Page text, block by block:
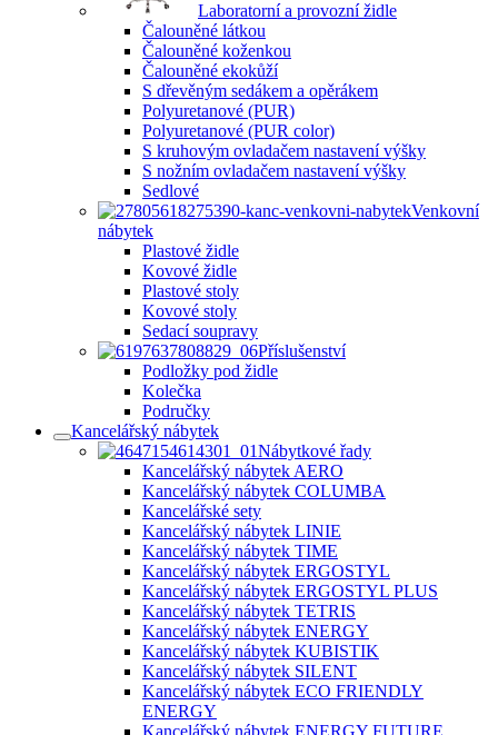
Laboratorní a provozní židle
Čalouněné látkou
Čalouněné koženkou
Čalouněné ekokůží
S dřevěným sedákem a opěrákem
Polyuretanové (PUR)
Polyuretanové (PUR color)
S kruhovým ovladačem nastavení výšky
S nožním ovladačem nastavení výšky
Sedlové
Venkovní
nábytek
Plastové židle
Kovové židle
Plastové stoly
Kovové stoly
Sedací soupravy
Příslušenství
Podložky pod židle
Kolečka
Područky
Kancelářský nábytek
Nábytkové řady
Kancelářský nábytek AERO
Kancelářský nábytek COLUMBA
Kancelářské sety
Kancelářský nábytek LINIE
Kancelářský nábytek TIME
Kancelářský nábytek ERGOSTYL
Kancelářský nábytek ERGOSTYL PLUS
Kancelářský nábytek TETRIS
Kancelářský nábytek ENERGY
Kancelářský nábytek KUBISTIK
Kancelářský nábytek SILENT
Kancelářský nábytek ECO FRIENDLY
ENERGY
Kancelářský nábytek ENERGY FUTURE